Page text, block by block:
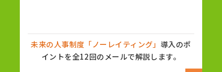
未来の人事制度「ノーレイティング」 導入のポ
イントを全12回のメールで解説します。